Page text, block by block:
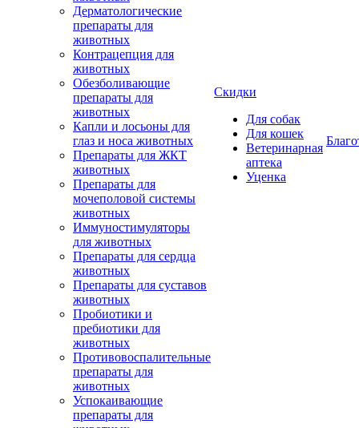
Дерматологические
препараты для
животных
Контрацепция для
животных
Обезболивающие
препараты для
животных
Капли и лосьоны для
глаз и носа животных
Препараты для ЖКТ
животных
Препараты для
мочеполовой системы
животных
Иммуностимуляторы
для животных
Препараты для сердца
животных
Препараты для суставов
животных
Пробиотики и
пребиотики для
животных
Противовоспалительные
препараты для
животных
Успокаивающие
препараты для
Скидки
Для собак
Для кошек
Ветеринарная
аптека
Уценка